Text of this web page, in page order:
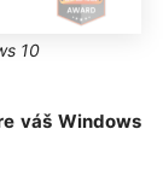
10
váš Windows